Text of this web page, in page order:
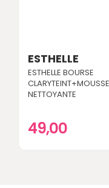
ESTHELLE
ESTHELLE BOURSE
CLARYTEINT+MOUSSE
NETTOYANTE
49,00